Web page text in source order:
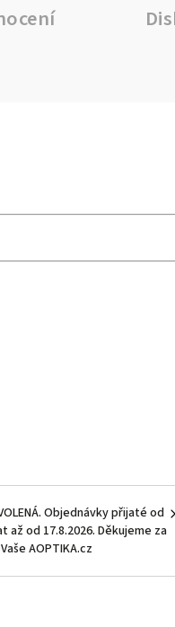
Objednávky přijaté od
až od 17.8.2026. Děkujeme za
AOPTIKA.cz